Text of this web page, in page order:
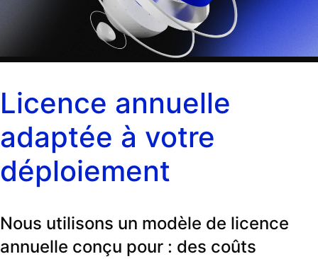
Licence annuelle
adaptée à votre
déploiement
Nous utilisons un modèle de licence
annuelle conçu pour : des coûts